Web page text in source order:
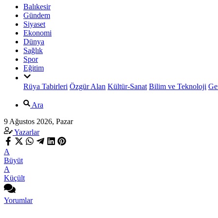
Balıkesir
Gündem
Siyaset
Ekonomi
Dünya
Sağlık
Spor
Eğitim
Rüya Tabirleri Özgür Alan Kültür-Sanat Bilim ve Teknoloji
Ara
9 Ağustos 2026, Pazar
Yazarlar
A
Büyüt
A
Küçült
Yorumlar